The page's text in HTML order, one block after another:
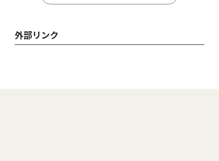
外部リンク